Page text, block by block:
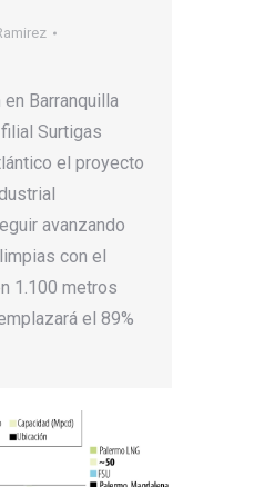
Barranquilla
Surtigas
el proyecto
avanzando
con el
1.100 metros
el 89%